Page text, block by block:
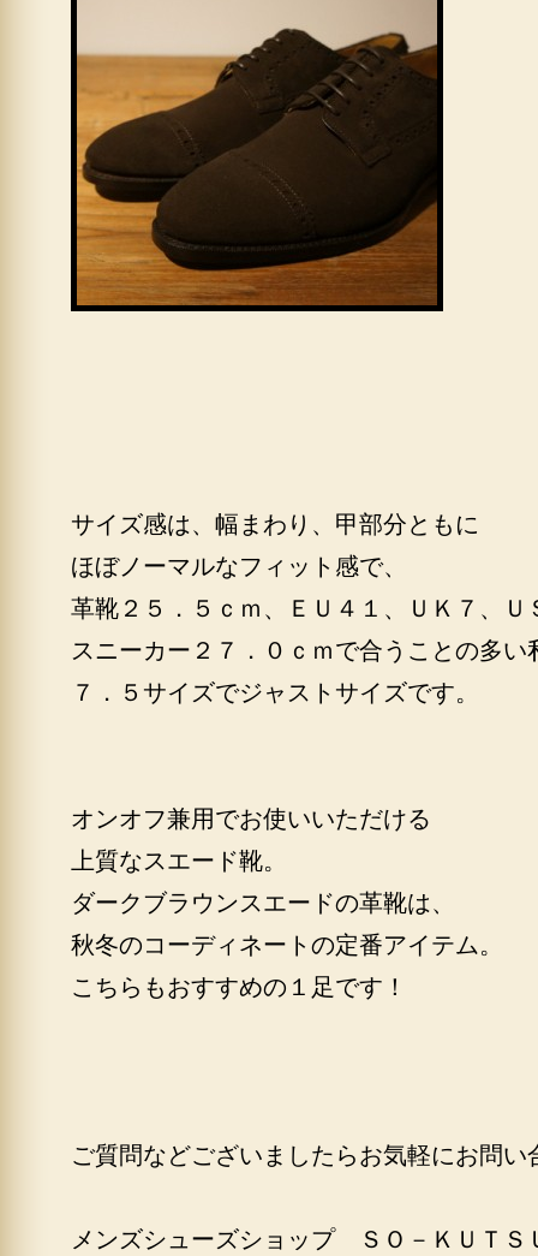
サイズ感は、幅まわり、甲部分ともに
ほぼノーマルなフィット感で、
革靴２５．５ｃｍ、ＥＵ４１、ＵＫ７、Ｕ
スニーカー２７．０ｃｍで合うことの多い
７．５サイズでジャストサイズです。
オンオフ兼用でお使いいただける
上質なスエード靴。
ダークブラウンスエードの革靴は、
秋冬のコーディネートの定番アイテム。
こちらもおすすめの１足です！
ご質問などございましたらお気軽にお問
メンズシューズショップ ＳＯ－ＫＵＴＳ